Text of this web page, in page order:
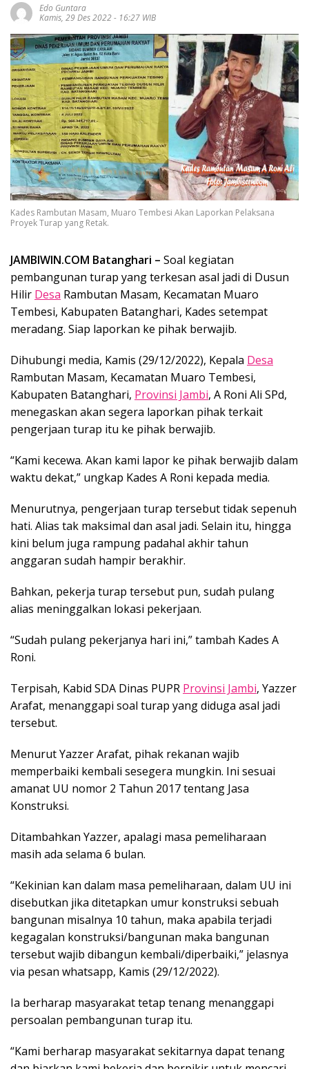
Edo Guntara
Kamis, 29 Des 2022 - 16:27 WIB
Kades Rambutan Masam, Muaro Tembesi Akan Laporkan Pelaksana
Proyek Turap yang Retak.
JAMBIWIN.COM Batanghari – Soal kegiatan
pembangunan turap yang terkesan asal jadi di Dusun
Hilir Desa Rambutan Masam, Kecamatan Muaro
Tembesi, Kabupaten Batanghari, Kades setempat
meradang. Siap laporkan ke pihak berwajib.
Dihubungi media, Kamis (29/12/2022), Kepala Desa
Rambutan Masam, Kecamatan Muaro Tembesi,
Kabupaten Batanghari, Provinsi Jambi, A Roni Ali SPd,
menegaskan akan segera laporkan pihak terkait
pengerjaan turap itu ke pihak berwajib.
“Kami kecewa. Akan kami lapor ke pihak berwajib dalam
waktu dekat,” ungkap Kades A Roni kepada media.
Menurutnya, pengerjaan turap tersebut tidak sepenuh
hati. Alias tak maksimal dan asal jadi. Selain itu, hingga
kini belum juga rampung padahal akhir tahun
anggaran sudah hampir berakhir.
Bahkan, pekerja turap tersebut pun, sudah pulang
alias meninggalkan lokasi pekerjaan.
“Sudah pulang pekerjanya hari ini,” tambah Kades A
Roni.
Terpisah, Kabid SDA Dinas PUPR Provinsi Jambi, Yazzer
Arafat, menanggapi soal turap yang diduga asal jadi
tersebut.
Menurut Yazzer Arafat, pihak rekanan wajib
memperbaiki kembali sesegera mungkin. Ini sesuai
amanat UU nomor 2 Tahun 2017 tentang Jasa
Konstruksi.
Ditambahkan Yazzer, apalagi masa pemeliharaan
masih ada selama 6 bulan.
“Kekinian kan dalam masa pemeliharaan, dalam UU ini
disebutkan jika ditetapkan umur konstruksi sebuah
bangunan misalnya 10 tahun, maka apabila terjadi
kegagalan konstruksi/bangunan maka bangunan
tersebut wajib dibangun kembali/diperbaiki,” jelasnya
via pesan whatsapp, Kamis (29/12/2022).
Ia berharap masyarakat tetap tenang menanggapi
persoalan pembangunan turap itu.
“Kami berharap masyarakat sekitarnya dapat tenang